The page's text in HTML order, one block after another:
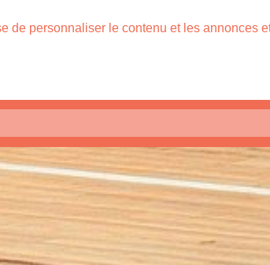
de personnaliser le contenu et les annonces